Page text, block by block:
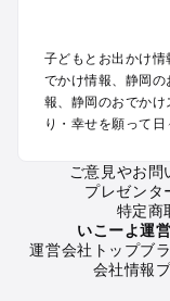
小田原・熱海・湯河
中伊豆・西伊豆・南
静岡・清水のプール
三島・沼津のプール
掛川・磐田・袋井の
大井川・寸又峡・川
静岡の定番お出
静岡の遊園地
静岡の動物園
子どもとお出かけ
でかけ情報、静岡
報、静岡のおでか
り・幸せを願って日
ご意見やお問
プレゼンタ
特定商
いこーよ運
運営会社トップブ
会社情報